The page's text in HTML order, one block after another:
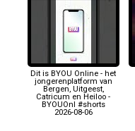
Dit is BYOU Online - het
jongerenplatform van
Bergen, Uitgeest,
Catricum en Heiloo -
BYOUOnl #shorts
2026-08-06